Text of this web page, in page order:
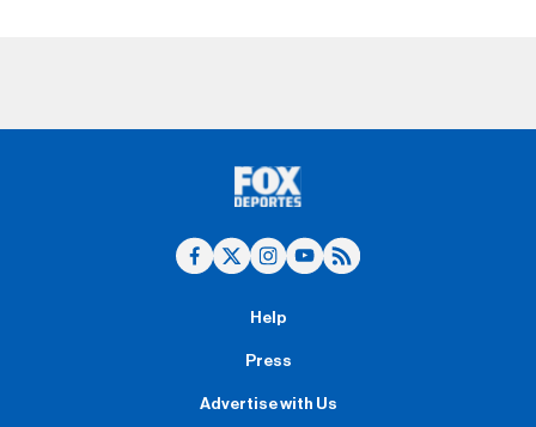
Help
Press
Advertise with Us